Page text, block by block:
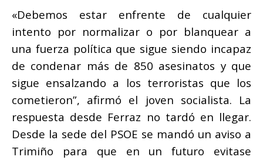
«Debemos estar enfrente de cualquier
intento por normalizar o por blanquear a
una fuerza política que sigue siendo incapaz
de condenar más de 850 asesinatos y que
sigue ensalzando a los terroristas que los
cometieron”, afirmó el joven socialista. La
respuesta desde Ferraz no tardó en llegar.
Desde la sede del PSOE se mandó un aviso a
Trimiño para que en un futuro evitase